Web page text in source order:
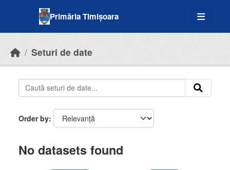
Primăria Timișoara
Seturi de date
Order by
No datasets found